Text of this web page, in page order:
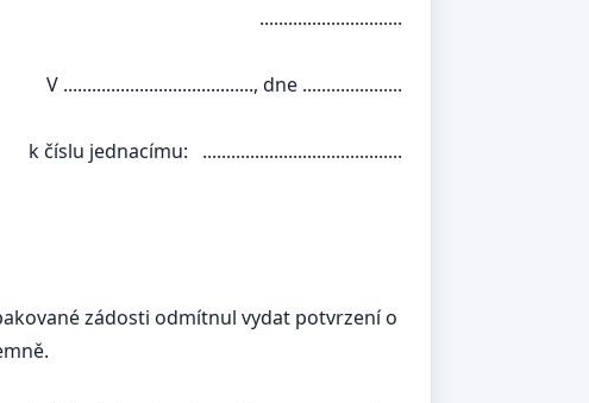
dne .....................
zádosti odmítnul vydat potvrzení o